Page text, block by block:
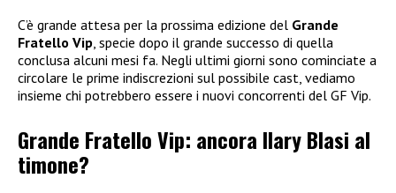
C’è grande attesa per la prossima edizione del Grande
Fratello Vip , specie dopo il grande successo di quella
conclusa alcuni mesi fa. Negli ultimi giorni sono cominciate a
circolare le prime indiscrezioni sul possibile cast, vediamo
insieme chi potrebbero essere i nuovi concorrenti del GF Vip.
Grande Fratello Vip: ancora Ilary Blasi al
timone?